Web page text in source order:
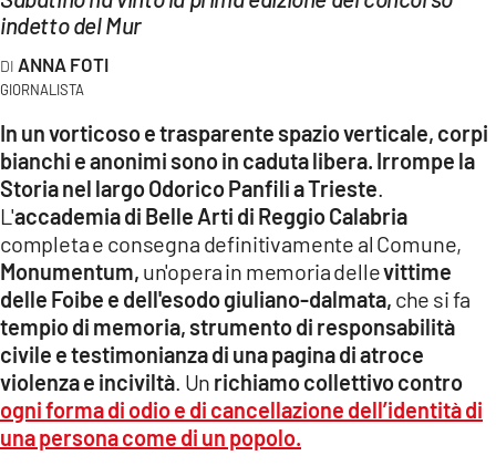
LaC
Network
LACPLAY.IT
LACTV.IT
LACONAIR.IT
LACITYMAG.IT
ILREGGINO.IT
COSENZACHANNEL.IT
ILVIBONESE.IT
CATANZAROCHANNEL.IT
LACAPITALENEWS.IT
indetto del Mur
ANNA FOTI
GIORNALISTA
In un vorticoso e trasparente spazio verticale, corpi
bianchi e anonimi sono in caduta libera. Irrompe la
Storia nel largo Odorico Panfili a Trieste
L'accademia di Belle Arti di Reggio Calabria
completa e consegna definitivamente al Comune,
Monumentum, un'opera in memoria dellevittime
delle Foibe e dell'esodo giuliano-dalmata, che si fa
tempio di memoria, strumento di responsabilità
civile e testimonianza di una pagina di atroce
violenza e inciviltà . Un richiamo collettivo contro
ogni forma di odio e di cancellazione dell’identità di
una persona come di un popolo.